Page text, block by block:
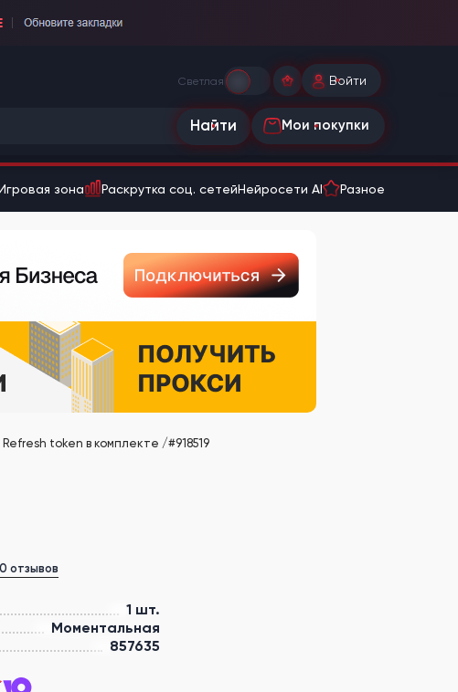
Светлая Войти
Найти Мои покупки
зона Раскрутка соц. сетейНейросети AI Разное
token в комплекте /#918519
0 отзывов
1 шт.
Моментальная
857635